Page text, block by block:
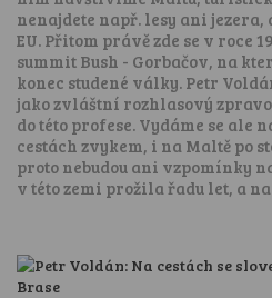
nenajdete např. lesy ani
EU. Přitom právě zde se v roce
summit Bush - Gorbačov, na
konec studené války. Petr
jako zvláštní rozhlasový
do této profese. Vydáme se ale
cestách zvykem, i na Maltě po
proto nebudou ani vzpomínky
v této zemi prožila řadu let, a